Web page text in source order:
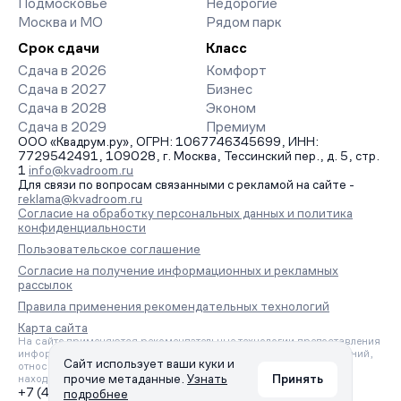
Подмосковье
Москва и МО
Недорогие
Рядом парк
Срок сдачи
Сдача в 2026
Сдача в 2027
Сдача в 2028
Сдача в 2029
Класс
Комфорт
Бизнес
Эконом
Премиум
ООО «Квадрум.ру», ОГРН: 1067746345699, ИНН:
7729542491, 109028, г. Москва, Тессинский пер., д. 5, стр.
1 info@kvadroom.ru
Для связи по вопросам связанными с рекламой на сайте -
reklama@kvadroom.ru
Согласие на обработку персональных данных и политика
конфиденциальности
Пользовательское соглашение
Согласие на получение информационных и рекламных
рассылок
Правила применения рекомендательных технологий
Карта сайта
На сайте применяются рекомендательные технологии предоставления
информации на основе сбора, систематизации и анализа сведений,
относящихся к предпочтениям пользователей сети «Интернет»,
находящихся на территории Российской Федерации.
+7 (495) 157-88-80
Сайт использует ваши куки и
прочие метаданные. Узнать
подробнее
Принять